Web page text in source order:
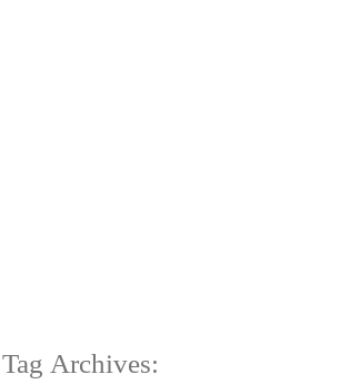
Tag Archives: